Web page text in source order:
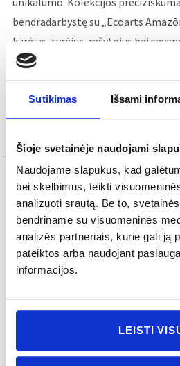
Sutikimas Išsami
Šioje svetainėje naudojami
Naudojame slapukus, kad
bei skelbimus, teikti
analizuoti srautą. Be to,
bendriname su visuomeninės
analizės partneriais, kurie gali ją
pateiktos arba naudojant
informacijos.
LEISTI
bendradarbystę su „Ecoarts
kūrėjus, tyrėjus, rašytojus bei
vietines žinias su inovacijomis.
21133613
APRAŠYMAS
Stilius:Šiuolaikinis
Porcelianas
Aukštis:68 mm